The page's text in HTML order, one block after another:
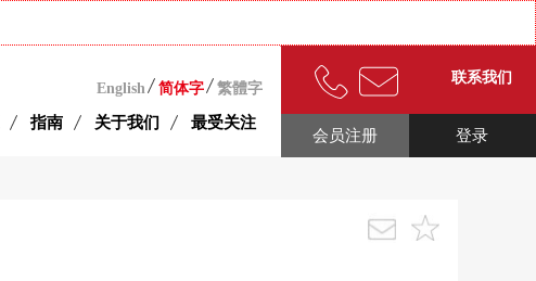
English 简体字 繁體字
指南 关于我们 最受关注
联系我们
登录
会员注册